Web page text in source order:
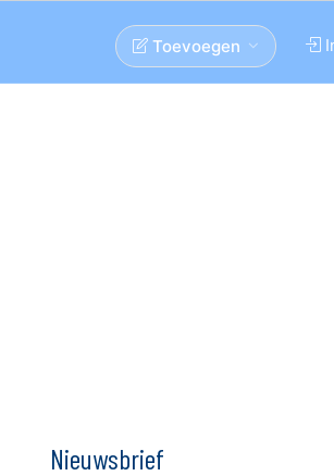
Toevoegen
Nieuwsbrief